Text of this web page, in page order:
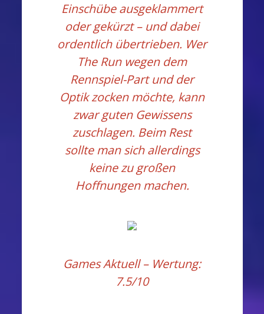
Einschübe ausgeklammert
oder gekürzt – und dabei
ordentlich übertrieben. Wer
The Run wegen dem
Rennspiel-Part und der
Optik zocken möchte, kann
zwar guten Gewissens
zuschlagen. Beim Rest
sollte man sich allerdings
keine zu großen
Hoffnungen machen.
Games Aktuell– Wertung:
7.5/10